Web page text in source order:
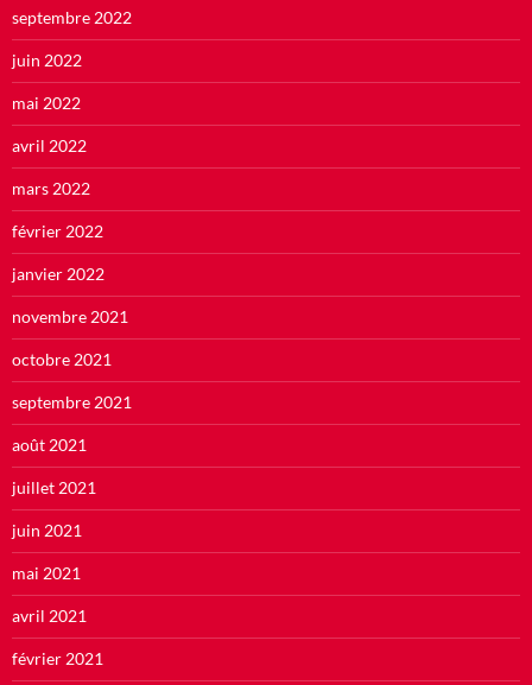
septembre 2022
juin 2022
mai 2022
avril 2022
mars 2022
février 2022
janvier 2022
novembre 2021
octobre 2021
septembre 2021
août 2021
juillet 2021
juin 2021
mai 2021
avril 2021
février 2021